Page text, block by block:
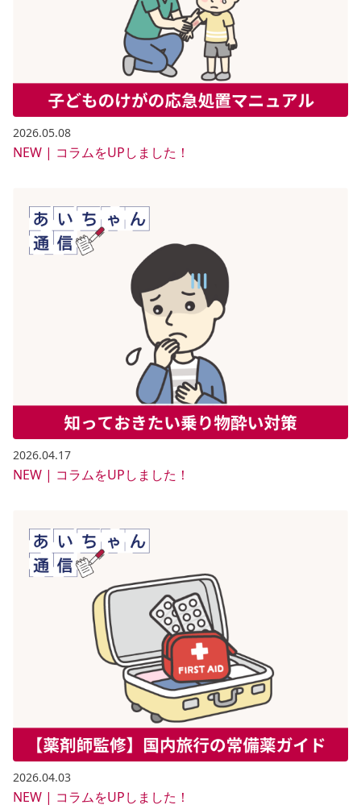
2026.05.08
NEW | コラムをUPしました！
2026.04.17
NEW | コラムをUPしました！
2026.04.03
NEW | コラムをUPしました！